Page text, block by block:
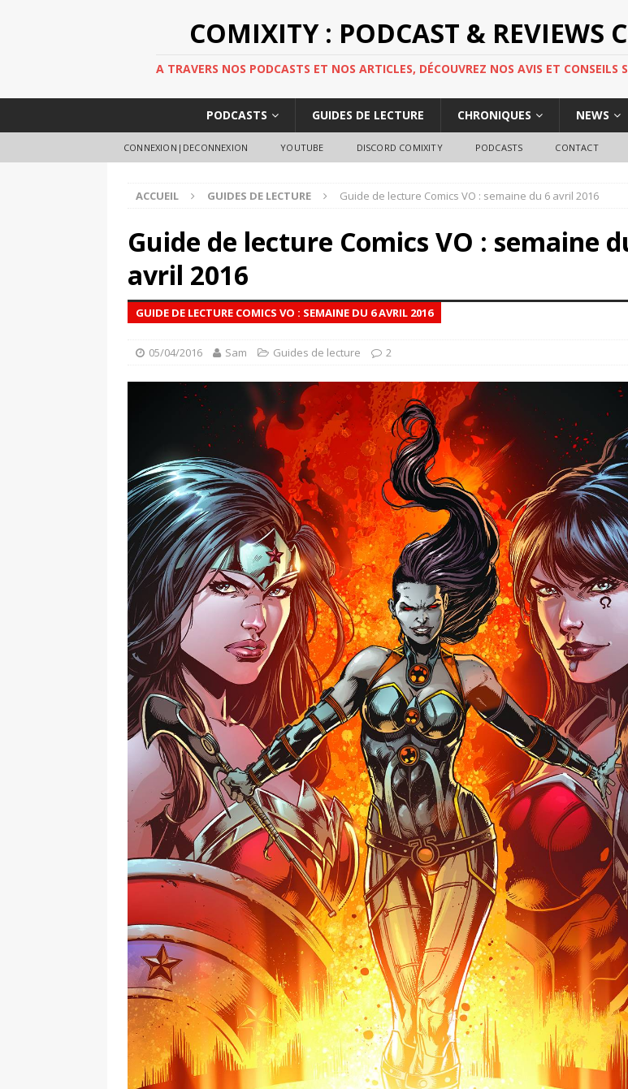
COMIXITY : PODCAST & REVIEWS
A TRAVERS NOS PODCASTS ET NOS ARTICLES, DÉCOUVREZ NOS AVIS ET CONSEILS
PODCASTS GUIDES DE LECTURE CHRONIQUES NEWS
CONNEXION|DECONNEXION YOUTUBE DISCORD COMIXITY PODCASTS CONTACT
ACCUEIL GUIDES DE LECTURE Guide de lecture Comics VO : semaine du 6 avril 2016
Guide de lecture Comics VO : semaine
avril 2016
GUIDE DE LECTURE COMICS VO : SEMAINE DU 6 AVRIL 2016
05/04/2016 Sam Guides de lecture 2